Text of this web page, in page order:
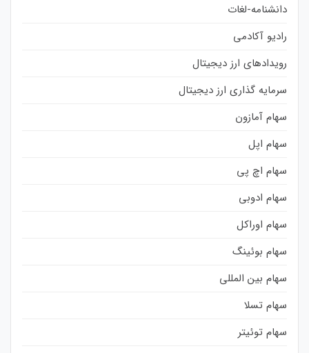
دانشنامه-لغات
رادیو آکادمی
رویدادهای ارز دیجیتال
سرمایه گذاری ارز دیجیتال
سهام آمازون
سهام اپل
سهام اچ پی
سهام ادوبی
سهام اوراکل
سهام بوئینگ
سهام بین المللی
سهام تسلا
سهام توئیتر